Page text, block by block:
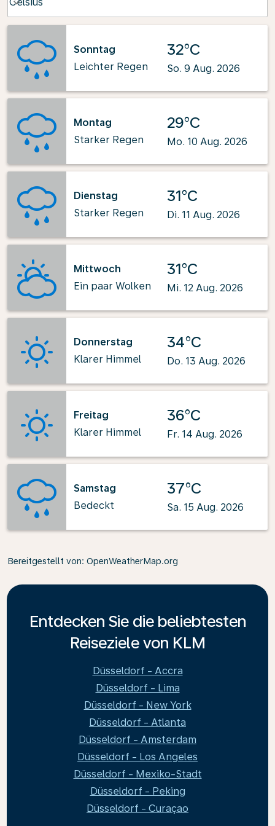
keyboard_arrow_down
Sonntag
Leichter Regen
32°C
So. 9 Aug. 2026
Montag
Starker Regen
29°C
Mo. 10 Aug. 2026
Dienstag
Starker Regen
31°C
Di. 11 Aug. 2026
Mittwoch
Ein paar Wolken
31°C
Mi. 12 Aug. 2026
Donnerstag
Klarer Himmel
34°C
Do. 13 Aug. 2026
Freitag
Klarer Himmel
36°C
Fr. 14 Aug. 2026
Samstag
Bedeckt
37°C
Sa. 15 Aug. 2026
Bereitgestellt von: OpenWeatherMap.org
Entdecken Sie die beliebtesten
Reiseziele von KLM
Düsseldorf - Accra
Düsseldorf - Lima
Düsseldorf - New York
Düsseldorf - Atlanta
Düsseldorf - Amsterdam
Düsseldorf - Los Angeles
Düsseldorf - Mexiko-Stadt
Düsseldorf - Peking
Düsseldorf - Curaçao